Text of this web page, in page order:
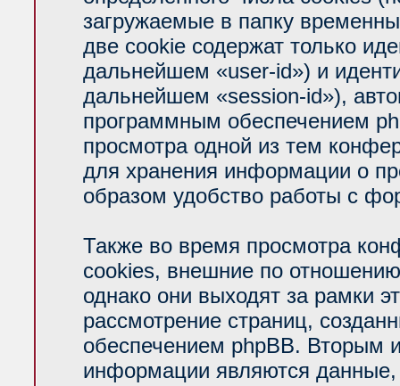
загружаемые в папку
две cookie содержат только
дальнейшем «user-id») и
дальнейшем «session-id»),
программным обеспечением
просмотра одной из тем
для хранения информации о
образом удобство работы с
Также во время просмотра
cookies, внешние по
однако они выходят за рамки
рассмотрение страниц,
обеспечением phpBB. Вторым
информации являются